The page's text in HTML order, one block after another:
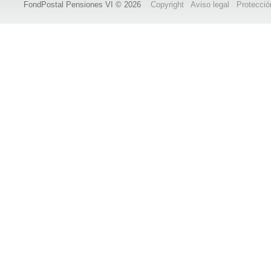
FondPostal Pensiones VI © 2026 Copyright Aviso legal